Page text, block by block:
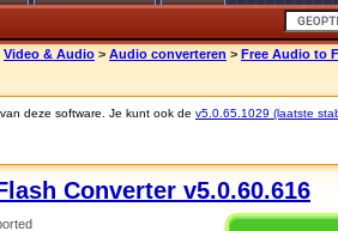
Video & Audio > Audio converteren > Free Audio to
deze software. Je kunt ook de v5.0.65.1029 (laatste
Converter v5.0.60.616